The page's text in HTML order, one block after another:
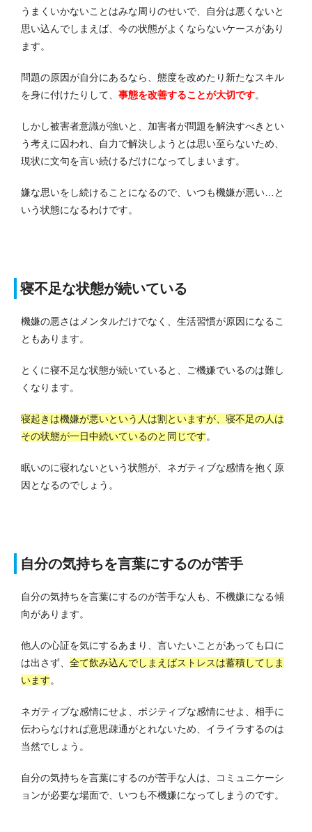
うまくいかないことはみな周りのせいで、自分は悪くないと
思い込んでしまえば、今の状態がよくならないケースがあり
ます。
問題の原因が自分にあるなら、態度を改めたり新たなスキル
を身に付けたりして、 事態を改善することが大切です。
しかし被害者意識が強いと、加害者が問題を解決すべきとい
う考えに囚われ、自力で解決しようとは思い至らないため、
現状に文句を言い続けるだけになってしまいます。
嫌な思いをし続けることになるので、いつも機嫌が悪い…と
いう状態になるわけです。
寝不足な状態が続いている
機嫌の悪さはメンタルだけでなく、生活習慣が原因になるこ
ともあります。
とくに寝不足な状態が続いていると、ご機嫌でいるのは難し
くなります。
寝起きは機嫌が悪いという人は割といますが、寝不足の人は
その状態が一日中続いているのと同じです。
眠いのに寝れないという状態が、ネガティブな感情を抱く原
因となるのでしょう。
自分の気持ちを言葉にするのが苦手
自分の気持ちを言葉にするのが苦手な人も、不機嫌になる傾
向があります。
他人の心証を気にするあまり、言いたいことがあっても口に
は出さず、 全て飲み込んでしまえばストレスは蓄積してしま
います。
ネガティブな感情にせよ、ポジティブな感情にせよ、相手に
伝わらなければ意思疎通がとれないため、イライラするのは
当然でしょう。
自分の気持ちを言葉にするのが苦手な人は、コミュニケーシ
ョンが必要な場面で、いつも不機嫌になってしまうのです。